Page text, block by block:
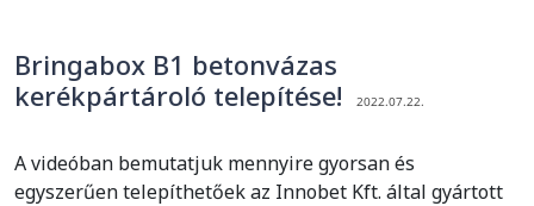
Bringabox B1 betonvázas
kerékpártároló telepítése!
2022.07.22.
A videóban bemutatjuk mennyire gyorsan és
egyszerűen telepíthetőek az Innobet Kft. által gyártott